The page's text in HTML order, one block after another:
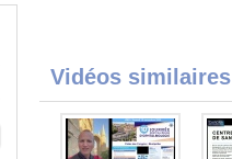
Vidéos similaires